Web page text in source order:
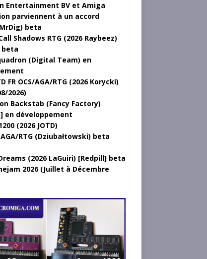
Entertainment BV et Amiga
parviennent à un accord
beta
Shadows RTG (2026 Raybeez)
beta
(Digital Team) en
FR OCS/AGA/RTG (2026 Korycki)
2026)
Backstab (Fancy Factory)
en développement
(2026 JOTD)
RTG (Dziubałtowski) beta
(2026 LaGuiri) [Redpill] beta
2026 (Juillet à Décembre